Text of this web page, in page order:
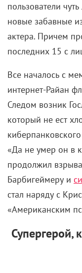
пользователи
новые забавные
актера. Причем
последних 15 с
Все началось с
интернет-Райан
Следом возник
который не ест
«Да не умер он в
продолжил
Барбигеймеру и
стал наряду с
«Американским
Супергерой,